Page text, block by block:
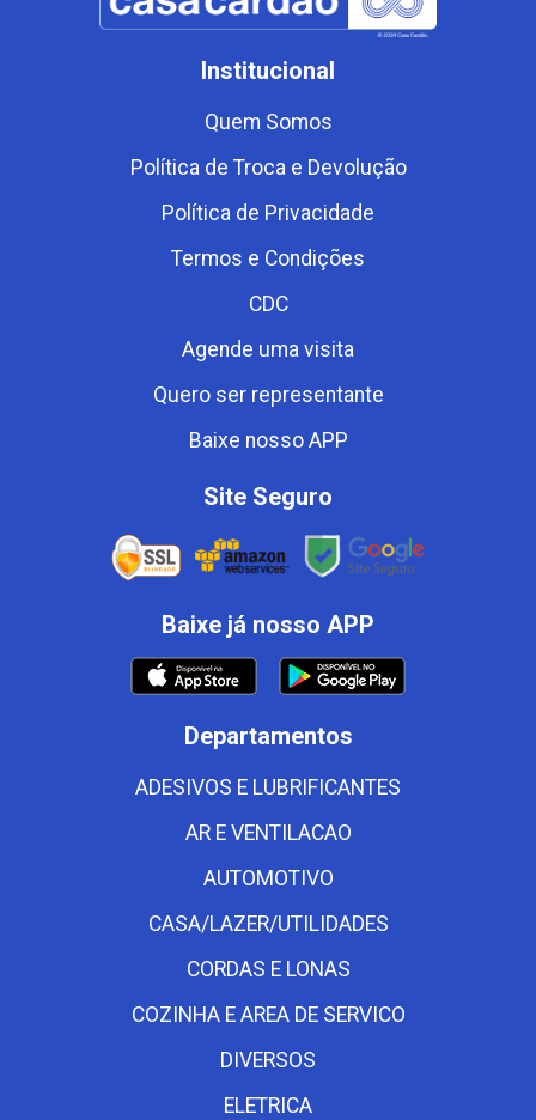
Institucional
Quem Somos
Política de Troca e Devolução
Política de Privacidade
Termos e Condições
CDC
Agende uma visita
Quero ser representante
Baixe nosso APP
Site Seguro
Baixe já nosso APP
Departamentos
ADESIVOS E LUBRIFICANTES
AR E VENTILACAO
AUTOMOTIVO
CASA/LAZER/UTILIDADES
CORDAS E LONAS
COZINHA E AREA DE SERVICO
DIVERSOS
ELETRICA